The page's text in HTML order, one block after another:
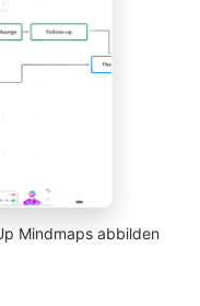
Mindmaps abbilden